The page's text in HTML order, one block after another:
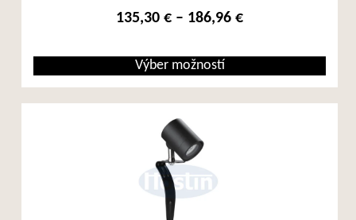
135,30 € – 186,96 €Price range:
Výber možností